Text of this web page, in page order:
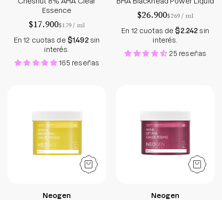
Essence
$17.900$179/ por
ml
En 12 cuotas de $1.492sin
interés.
165 reseñas
$26.900$269/ por
ml
En 12 cuotas de $2.242sin
interés.
25 reseñas
Neogen
Neogen